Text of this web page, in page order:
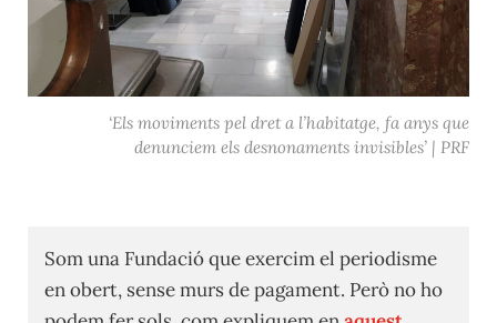
‘Els moviments pel dret a l’habitatge, fa anys que
denunciem els desnonaments invisibles’ | PRF
Som una Fundació que exercim el periodisme
en obert, sense murs de pagament. Però no ho